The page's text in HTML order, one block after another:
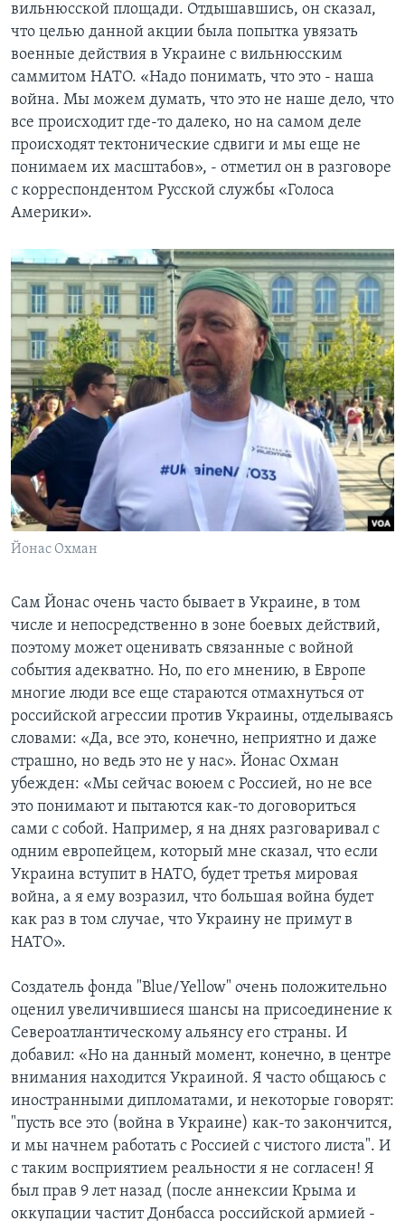
вильнюсской площади. Отдышавшись, он сказал,
что целью данной акции была попытка увязать
военные действия в Украине с вильнюсским
саммитом НАТО. «Надо понимать, что это - наша
война. Мы можем думать, что это не наше дело, что
все происходит где-то далеко, но на самом деле
происходят тектонические сдвиги и мы еще не
понимаем их масштабов», - отметил он в разговоре
с корреспондентом Русской службы «Голоса
Америки».
Йонас Охман
Сам Йонас очень часто бывает в Украине, в том
числе и непосредственно в зоне боевых действий,
поэтому может оценивать связанные с войной
события адекватно. Но, по его мнению, в Европе
многие люди все еще стараются отмахнуться от
российской агрессии против Украины, отделываясь
словами: «Да, все это, конечно, неприятно и даже
страшно, но ведь это не у нас». Йонас Охман
убежден: «Мы сейчас воюем с Россией, но не все
это понимают и пытаются как-то договориться
сами с собой. Например, я на днях разговаривал с
одним европейцем, который мне сказал, что если
Украина вступит в НАТО, будет третья мировая
война, а я ему возразил, что большая война будет
как раз в том случае, что Украину не примут в
НАТО».
Создатель фонда "Blue/Yellow" очень положительно
оценил увеличившиеся шансы на присоединение к
Североатлантическому альянсу его страны. И
добавил: «Но на данный момент, конечно, в центре
внимания находится Украиной. Я часто общаюсь с
иностранными дипломатами, и некоторые говорят:
"пусть все это (война в Украине) как-то закончится,
и мы начнем работать с Россией с чистого листа". И
с таким восприятием реальности я не согласен! Я
был прав 9 лет назад (после аннексии Крыма и
оккупации частит Донбасса российской армией -